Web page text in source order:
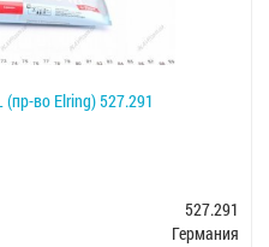
во Elring) 527.291
527.291
Германия